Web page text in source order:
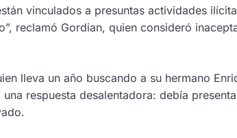
vinculados a presuntas actividades
reclamó Gordian, quien consideró
lleva un año buscando a su hermano
respuesta desalentadora: debía